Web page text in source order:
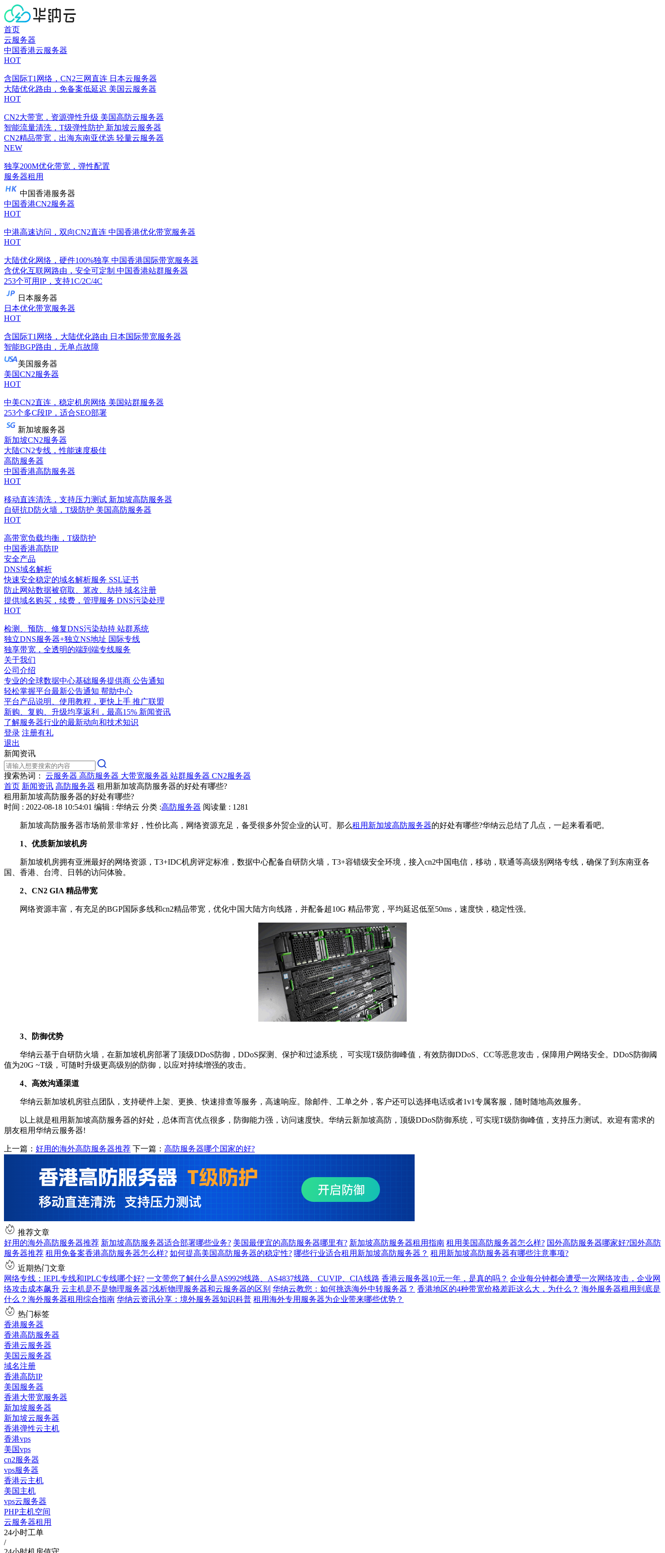
首页
云服务器
中国香港云服务器
HOT
含国际T1网络，CN2三网直连 日本云服务器
大陆优化路由，免备案低延迟 美国云服务器
HOT
CN2大带宽，资源弹性升级 美国高防云服务器
智能流量清洗，T级弹性防护 新加坡云服务器
CN2精品带宽，出海东南亚优选 轻量云服务器
NEW
独享200M优化带宽，弹性配置
服务器租用
中国香港服务器
中国香港CN2服务器
HOT
中港高速访问，双向CN2直连 中国香港优化带宽服务器
HOT
大陆优化网络，硬件100%独享 中国香港国际带宽服务器
含优化互联网路由，安全可定制 中国香港站群服务器
253个可用IP，支持1C/2C/4C
日本服务器
日本优化带宽服务器
HOT
含国际T1网络，大陆优化路由 日本国际带宽服务器
智能BGP路由，无单点故障
美国服务器
美国CN2服务器
HOT
中美CN2直连，稳定机房网络 美国站群服务器
253个多C段IP，适合SEO部署
新加坡服务器
新加坡CN2服务器
大陆CN2专线，性能速度极佳
高防服务器
中国香港高防服务器
HOT
移动直连清洗，支持压力测试 新加坡高防服务器
自研抗D防火墙，T级防护 美国高防服务器
HOT
高带宽负载均衡，T级防护
中国香港高防IP
安全产品
DNS域名解析
快速安全稳定的域名解析服务 SSL证书
防止网站数据被窃取、篡改、劫持 域名注册
提供域名购买，续费，管理服务 DNS污染处理
HOT
检测、预防、修复DNS污染劫持 站群系统
独立DNS服务器+独立NS地址 国际专线
独享带宽，全透明的端到端专线服务
关于我们
公司介绍
专业的全球数据中心基础服务提供商 公告通知
轻松掌握平台最新公告通知 帮助中心
平台产品说明、使用教程，更快上手 推广联盟
新购、复购、升级均享返利，最高15% 新闻资讯
了解服务器行业的最新动向和技术知识
登录 注册有礼
退出
新闻资讯
搜索热词： 云服务器 高防服务器 大带宽服务器 站群服务器 CN2服务器
首页 新闻资讯 高防服务器 租用新加坡高防服务器的好处有哪些?
租用新加坡高防服务器的好处有哪些?
时间 : 2022-08-18 10:54:01 编辑 : 华纳云 分类 :高防服务器 阅读量 : 1281
新加坡高防服务器市场前景非常好，性价比高，网络资源充足，备受很多外贸企业的认可。那么租用新加坡高防服务器的好处有哪些?华纳云总结了几点，一起来看看吧。
1、优质新加坡机房
新加坡机房拥有亚洲最好的网络资源，T3+IDC机房评定标准，数据中心配备自研防火墙，T3+容错级安全环境，接入cn2中国电信，移动，联通等高级别网络专线，确保了到东南亚各
国、香港、台湾、日韩的访问体验。
2、CN2 GIA 精品带宽
网络资源丰富，有充足的BGP国际多线和cn2精品带宽，优化中国大陆方向线路，并配备超10G 精品带宽，平均延迟低至50ms，速度快，稳定性强。
3、防御优势
华纳云基于自研防火墙，在新加坡机房部署了顶级DDoS防御，DDoS探测、保护和过滤系统， 可实现T级防御峰值，有效防御DDoS、CC等恶意攻击，保障用户网络安全。DDoS防御阈
值为20G ~T级，可随时升级更高级别的防御，以应对持续增强的攻击。
4、高效沟通渠道
华纳云新加坡机房驻点团队，支持硬件上架、更换、快速排查等服务，高速响应。除邮件、工单之外，客户还可以选择电话或者1v1专属客服，随时随地高效服务。
以上就是租用新加坡高防服务器的好处，总体而言优点很多，防御能力强，访问速度快。华纳云新加坡高防，顶级DDoS防御系统，可实现T级防御峰值，支持压力测试。欢迎有需求的
朋友租用华纳云服务器!
上一篇： 好用的海外高防服务器推荐 下一篇： 高防服务器哪个国家的好?
推荐文章
好用的海外高防服务器推荐 新加坡高防服务器适合部署哪些业务? 美国最便宜的高防服务器哪里有? 新加坡高防服务器租用指南 租用美国高防服务器怎么样? 国外高防服务器哪家好?国外高防
服务器推荐 租用免备案香港高防服务器怎么样? 如何提高美国高防服务器的稳定性? 哪些行业适合租用新加坡高防服务器？ 租用新加坡高防服务器有哪些注意事项?
近期热门文章
网络专线：IEPL专线和IPLC专线哪个好? 一文带您了解什么是AS9929线路、AS4837线路、CUVIP、CIA线路 香港云服务器10元一年，是真的吗？ 企业每分钟都会遭受一次网络攻击，企业网
络攻击成本飙升 云主机是不是物理服务器?浅析物理服务器和云服务器的区别 华纳云教您：如何挑选海外中转服务器？ 香港地区的4种带宽价格差距这么大，为什么？ 海外服务器租用到底是
什么？海外服务器租用综合指南 华纳云资讯分享：境外服务器知识科普 租用海外专用服务器为企业带来哪些优势？
热门标签
香港服务器
香港高防服务器
香港云服务器
美国云服务器
域名注册
香港高防IP
美国服务器
香港大带宽服务器
新加坡服务器
新加坡云服务器
香港弹性云主机
香港vps
美国vps
cn2服务器
vps服务器
香港云主机
美国主机
vps云服务器
PHP主机空间
云服务器租用
24小时工单
/